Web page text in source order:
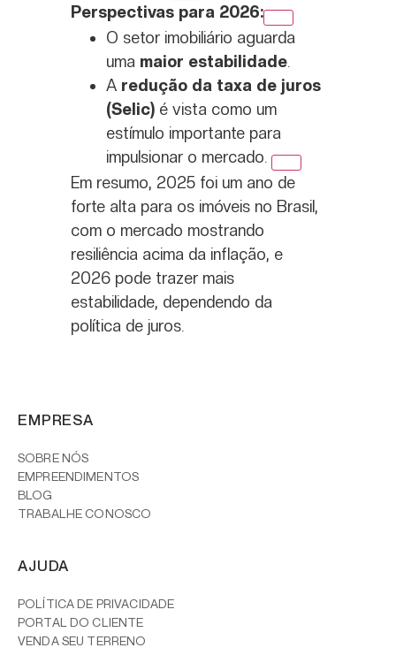
Perspectivas para 2026:
O setor imobiliário aguarda
uma maior estabilidade.
A redução da taxa de juros
(Selic) é vista como um
estímulo importante para
impulsionar o mercado.
Em resumo, 2025 foi um ano de
forte alta para os imóveis no Brasil,
com o mercado mostrando
resiliência acima da inflação, e
2026 pode trazer mais
estabilidade, dependendo da
política de juros.
EMPRESA
SOBRE NÓS
EMPREENDIMENTOS
BLOG
TRABALHE CONOSCO
AJUDA
POLÍTICA DE PRIVACIDADE
PORTAL DO CLIENTE
VENDA SEU TERRENO